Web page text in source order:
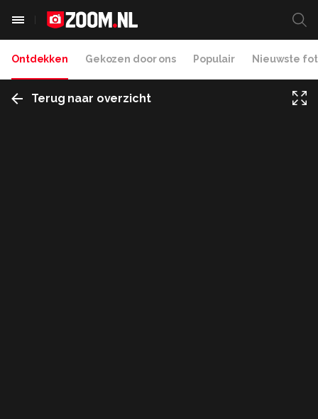
Ontdekken Gekozen door ons Populair Nieuwste
Terug naar overzicht